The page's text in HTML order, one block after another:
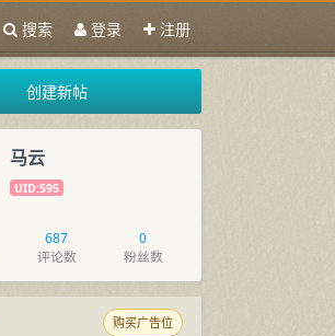
搜索 登录 注册
创建新帖
马云
UID:595
687
评论数
0
粉丝数
购买广告位